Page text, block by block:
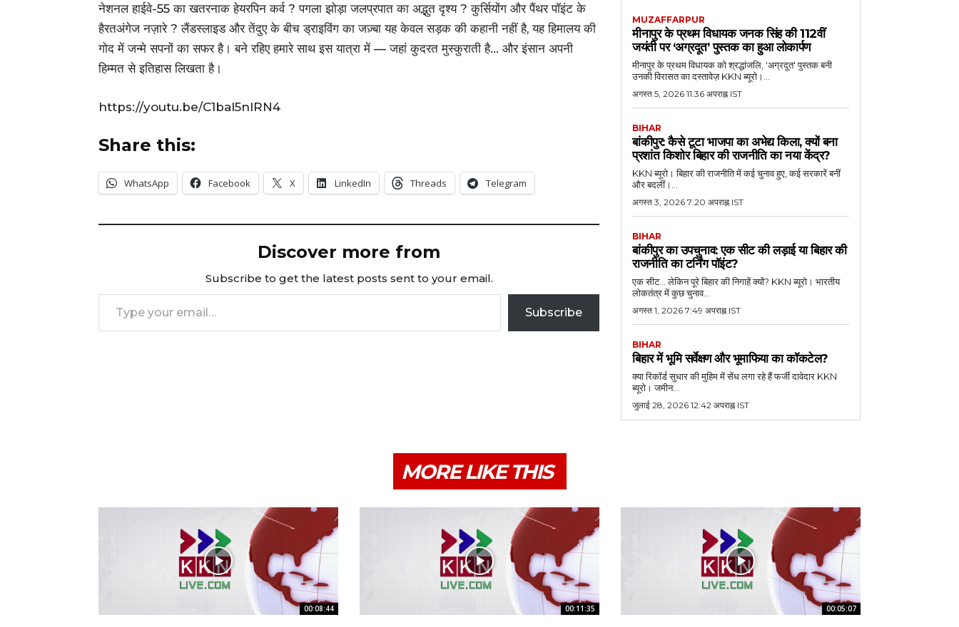
नेशनल हाईवे-55 का खतरनाक हेयरपिन कर्व ? पगला झोड़ा जलप्रपात का अद्भुत दृश्य ? कुर्सियोंग और पैंथर पॉइंट के
हैरतअंगेज नज़ारे ? लैंडस्लाइड और तेंदुए के बीच ड्राइविंग का जज़्बा यह केवल सड़क की कहानी नहीं है, यह हिमालय की
गोद में जन्मे सपनों का सफर है। बने रहिए हमारे साथ इस यात्रा में — जहां कुदरत मुस्कुराती है… और इंसान अपनी
हिम्मत से इतिहास लिखता है।
https://youtu.be/C1baI5nIRN4
Share this:
WhatsApp Facebook X LinkedIn Threads Telegram
Discover more from
Subscribe to get the latest posts sent to your email.
Type your email…
Subscribe
MUZAFFARPUR
मीनापुर के प्रथम विधायक जनक सिंह की 112वीं
जयंती पर ‘अग्रदूत’ पुस्तक का हुआ लोकार्पण
मीनापुर के प्रथम विधायक को श्रद्धांजलि, 'अग्रदूत' पुस्तक बनी
उनकी विरासत का दस्तावेज़ KKN ब्यूरो।...
अगस्त 5, 2026 11:36 अपराह्न IST
BIHAR
बांकीपुर: कैसे टूटा भाजपा का अभेद्य किला, क्यों बना
प्रशांत किशोर बिहार की राजनीति का नया केंद्र?
KKN ब्यूरो। बिहार की राजनीति में कई चुनाव हुए, कई सरकारें बनीं
और बदलीं।...
अगस्त 3, 2026 7:20 अपराह्न IST
BIHAR
बांकीपुर का उपचुनाव: एक सीट की लड़ाई या बिहार की
राजनीति का टर्निंग पॉइंट?
एक सीट... लेकिन पूरे बिहार की निगाहें क्यों? KKN ब्यूरो। भारतीय
लोकतंत्र में कुछ चुनाव...
अगस्त 1, 2026 7:49 अपराह्न IST
BIHAR
बिहार में भूमि सर्वेक्षण और भूमाफिया का कॉकटेल?
क्या रिकॉर्ड सुधार की मुहिम में सेंध लगा रहे हैं फर्जी दावेदार KKN
ब्यूरो। जमीन...
जुलाई 28, 2026 12:42 अपराह्न IST
MORE LIKE THIS
00:08:44 00:11:35 00:05:07